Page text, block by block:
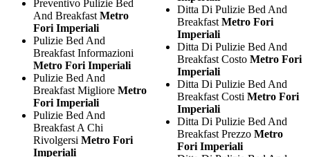
Preventivo Pulizie Bed
And Breakfast Metro
Fori Imperiali
Pulizie Bed And
Breakfast Informazioni
Metro Fori Imperiali
Pulizie Bed And
Breakfast Migliore Metro
Fori Imperiali
Pulizie Bed And
Breakfast A Chi
Rivolgersi Metro Fori
Imperiali
Ditta Di Pulizie Bed And
Breakfast Metro Fori
Imperiali
Ditta Di Pulizie Bed And
Breakfast Costo Metro Fori
Imperiali
Ditta Di Pulizie Bed And
Breakfast Costi Metro Fori
Imperiali
Ditta Di Pulizie Bed And
Breakfast Prezzo Metro
Fori Imperiali